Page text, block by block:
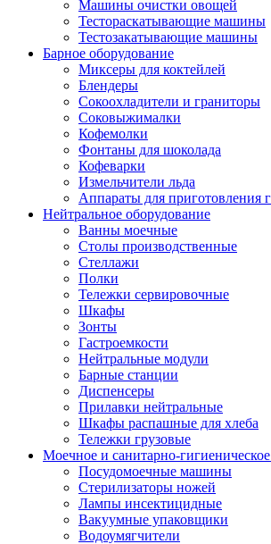
Машины очистки овощей
Тестораскатывающие машины
Тестозакатывающие машины
Барное оборудование
Миксеры для коктейлей
Блендеры
Сокоохладители и граниторы
Соковыжималки
Кофемолки
Фонтаны для шоколада
Кофеварки
Измельчители льда
Аппараты для приготовления
Нейтральное оборудование
Ванны моечные
Столы производственные
Стеллажи
Полки
Тележки сервировочные
Шкафы
Зонты
Гастроемкости
Нейтральные модули
Барные станции
Диспенсеры
Прилавки нейтральные
Шкафы распашные для хлеба
Тележки грузовые
Моечное и санитарно-
Посудомоечные машины
Стерилизаторы ножей
Лампы инсектицидные
Вакуумные упаковщики
Водоумягчители